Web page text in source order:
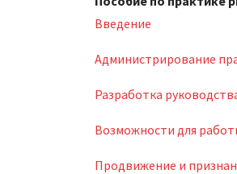
Введение
Администрирование
Разработка
Возможности для
Продвижение и